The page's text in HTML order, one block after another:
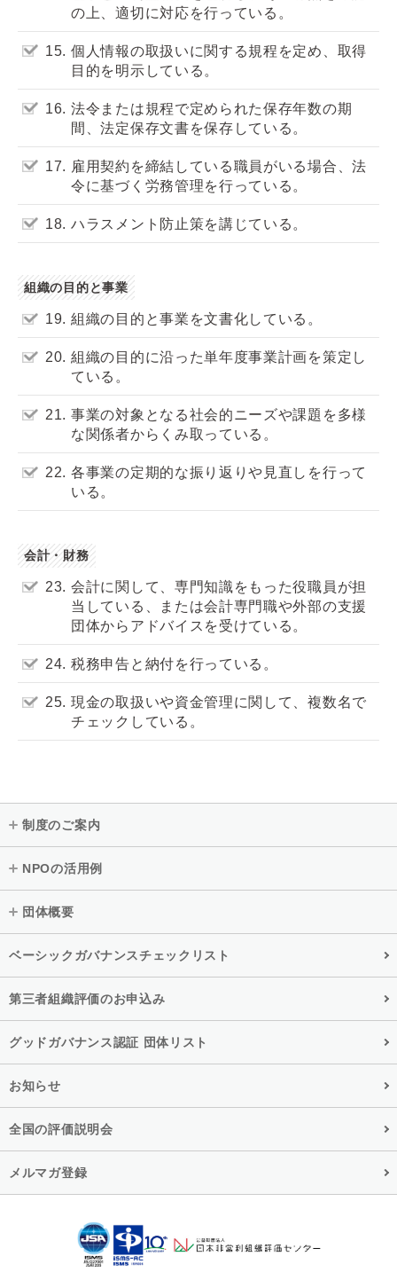
の上、適切に対応を行っている。
15. 個人情報の取扱いに関する規程を定め、取得
目的を明示している。
16. 法令または規程で定められた保存年数の期
間、法定保存文書を保存している。
17. 雇用契約を締結している職員がいる場合、法
令に基づく労務管理を行っている。
18. ハラスメント防止策を講じている。
組織の目的と事業
19. 組織の目的と事業を文書化している。
20. 組織の目的に沿った単年度事業計画を策定し
ている。
21. 事業の対象となる社会的ニーズや課題を多様
な関係者からくみ取っている。
22. 各事業の定期的な振り返りや見直しを行って
いる。
会計・財務
23. 会計に関して、専門知識をもった役職員が担
当している、または会計専門職や外部の支援
団体からアドバイスを受けている。
24. 税務申告と納付を行っている。
25. 現金の取扱いや資金管理に関して、複数名で
チェックしている。
制度のご案内
NPOの活用例
団体概要
ベーシックガバナンスチェックリスト
第三者組織評価のお申込み
グッドガバナンス認証 団体リスト
お知らせ
全国の評価説明会
メルマガ登録